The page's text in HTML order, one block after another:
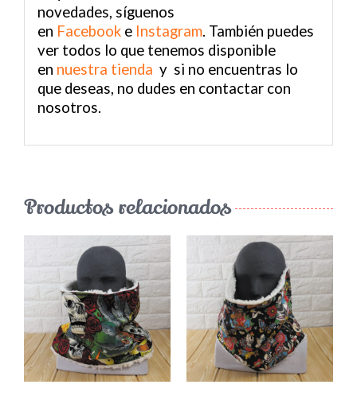
novedades, síguenos
en Facebook e Instagram. También puedes
ver todos lo que tenemos disponible
en nuestra tienda y si no encuentras lo
que deseas, no dudes en contactar con
nosotros.
Productos relacionados
¡LO QUIERO!
/
DETALLES